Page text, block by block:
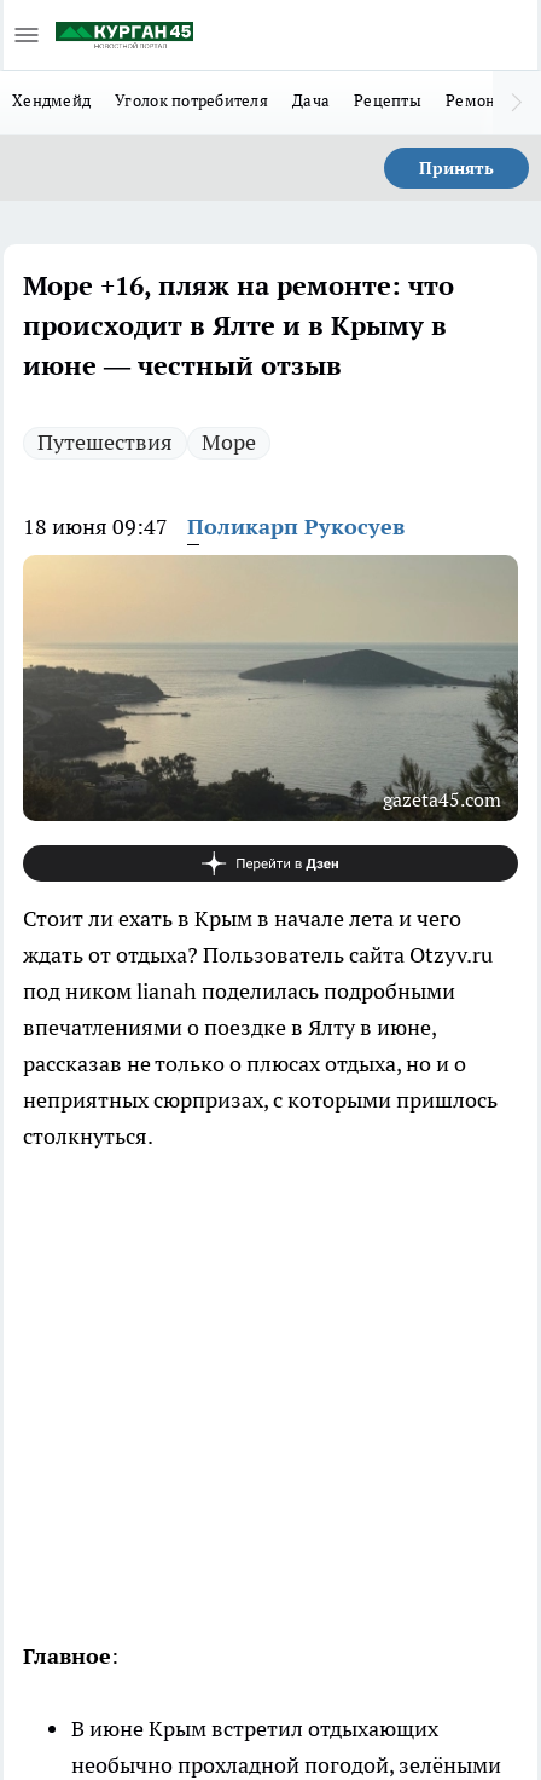
Хендмейд Уголок потребителя Дача Рецепты Ремонт
Принять
Море +16, пляж на ремонте: что
происходит в Ялте и в Крыму в
июне — честный отзыв
Путешествия Море
18 июня 09:47 Поликарп Рукосуев
gazeta45.com
Стоит ли ехать в Крым в начале лета и чего
ждать от отдыха? Пользователь сайта Otzyv.ru
под ником lianah поделилась подробными
впечатлениями о поездке в Ялту в июне,
рассказав не только о плюсах отдыха, но и о
неприятных сюрпризах, с которыми пришлось
столкнуться.
Главное:
В июне Крым встретил отдыхающих
необычно прохладной погодой, зелёными